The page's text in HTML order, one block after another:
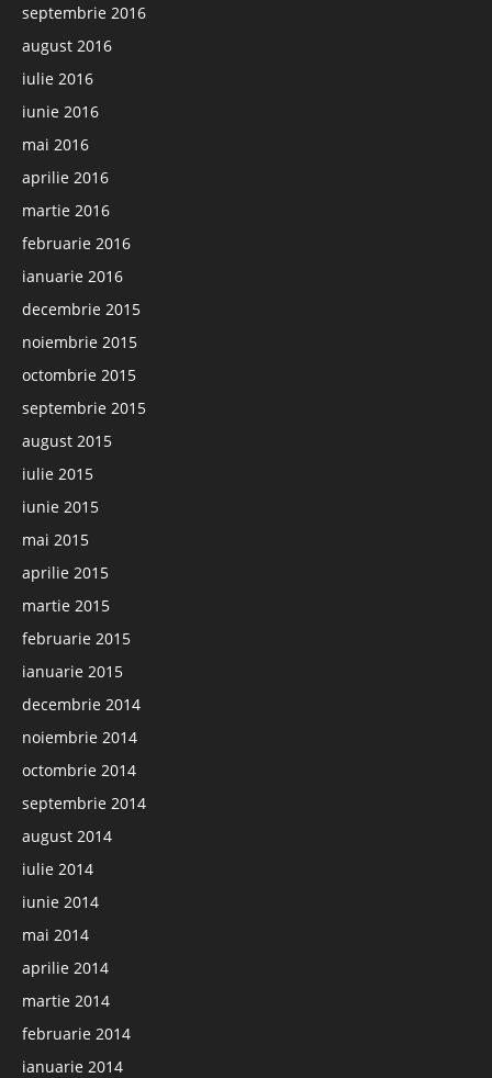
septembrie 2016
august 2016
iulie 2016
iunie 2016
mai 2016
aprilie 2016
martie 2016
februarie 2016
ianuarie 2016
decembrie 2015
noiembrie 2015
octombrie 2015
septembrie 2015
august 2015
iulie 2015
iunie 2015
mai 2015
aprilie 2015
martie 2015
februarie 2015
ianuarie 2015
decembrie 2014
noiembrie 2014
octombrie 2014
septembrie 2014
august 2014
iulie 2014
iunie 2014
mai 2014
aprilie 2014
martie 2014
februarie 2014
ianuarie 2014